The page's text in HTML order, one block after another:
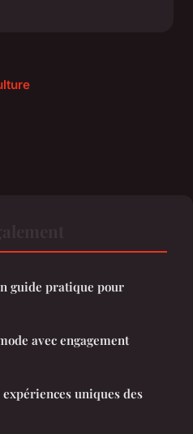
guide pratique pour
avec engagement
uniques des